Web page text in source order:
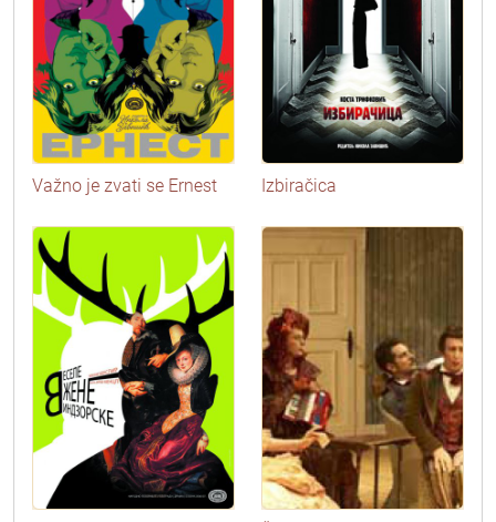
Važno je zvati se Ernest Izbiračica